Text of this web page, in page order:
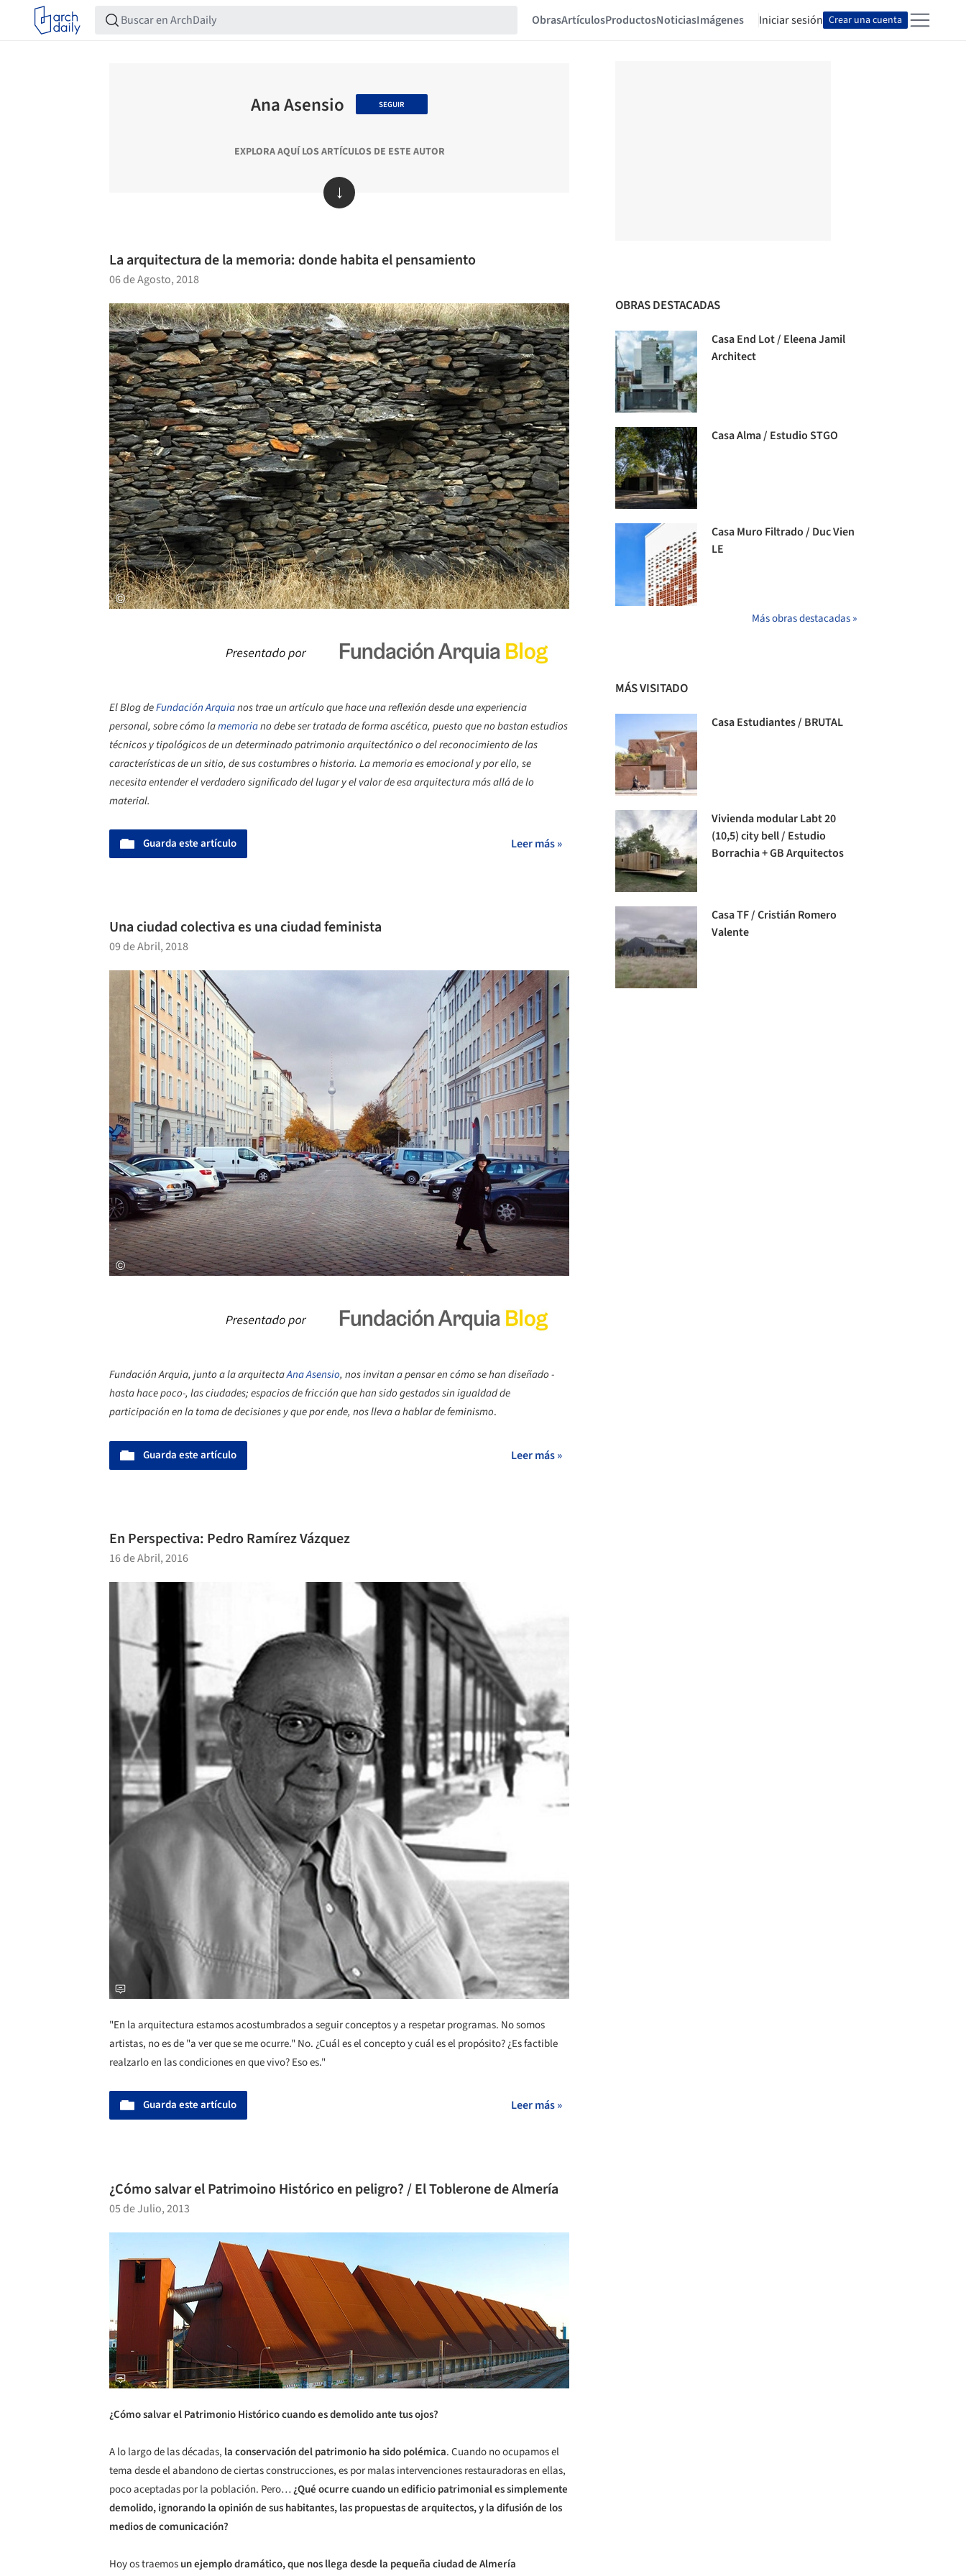
ObrasArtículosProductosNoticiasImágenes Iniciar sesión Crear una cuenta
Ana Asensio SEGUIR
EXPLORA AQUÍ LOS ARTÍCULOS DE ESTE AUTOR
↓
La arquitectura de la memoria: donde habita el pensamiento
06 de Agosto, 2018
El Blog deFundación Arquianostrae un artículo que hace una reflexión desde una experiencia
personal, sobre cómo lamemoriano debe ser tratada de forma ascética, puesto que no bastan estudios
técnicos y tipológicos de un determinado patrimonio arquitectónico o del reconocimiento de las
características de un sitio, de sus costumbres o historia. La memoria es emocional y por ello, se
necesita entender el verdadero significado del lugar y el valor de esa arquitectura más allá de lo
material.
Guarda este artículo Leer más »
Una ciudad colectiva es una ciudad feminista
09 de Abril, 2018
Fundación Arquia, junto a la arquitectaAna Asensio, nos invitan a pensar en cómo se han diseñado -
hasta hace poco-, las ciudades; espacios de fricción que han sido gestados sin igualdad de
participación en la toma de decisiones y que por ende, nos lleva a hablar de feminismo.
Guarda este artículo Leer más »
En Perspectiva: Pedro Ramírez Vázquez
16 de Abril, 2016
"En la arquitectura estamos acostumbrados a seguir conceptos y a respetar programas. No somos
artistas, no es de "a ver que se me ocurre." No. ¿Cuál es el concepto y cuál es el propósito? ¿Es factible
realzarlo en las condiciones en que vivo? Eso es."
Guarda este artículo Leer más »
¿Cómo salvar el Patrimoino Histórico en peligro? / El Toblerone de Almería
05 de Julio, 2013
¿Cómo salvar el Patrimonio Histórico cuando es demolido ante tus ojos?
A lo largo de las décadas, la conservación del patrimonio ha sido polémica. Cuando no ocupamos el
tema desde el abandono de ciertas construcciones, es por malas intervenciones restauradoras en ellas,
poco aceptadas por la población. Pero…¿Qué ocurre cuando un edificio patrimonial es simplemente
demolido, ignorando la opinión de sus habitantes, las propuestas de arquitectos, y la difusión de los
medios de comunicación?
Hoy os traemosun ejemplo dramático, que nos llega desde la pequeña ciudad de Almería
OBRAS DESTACADAS
Casa End Lot / Eleena Jamil
Architect
Casa Alma / Estudio STGO
Casa Muro Filtrado / Duc Vien
LE
Más obras destacadas »
MÁS VISITADO
Casa Estudiantes / BRUTAL
Vivienda modular Labt 20
(10,5) city bell / Estudio
Borrachia + GB Arquitectos
Casa TF / Cristián Romero
Valente